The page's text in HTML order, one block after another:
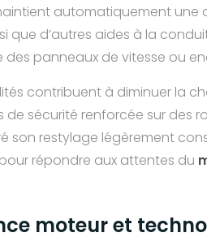
automatiquement une
que d’autres aides à la
panneaux de vitesse ou
contribuent à diminuer la
de sécurité renforcée sur des
son restylage légèrement
répondre aux attentes du
moteur et